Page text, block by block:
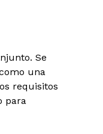
Se
una
requisitos
para